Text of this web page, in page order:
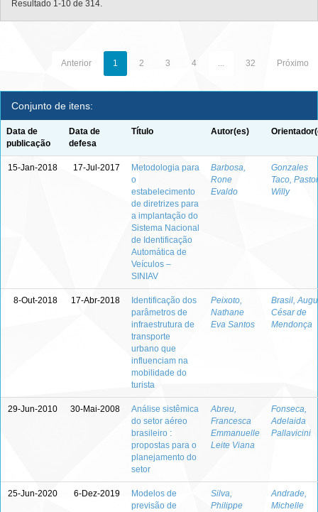
Resultado 1-10 de 314.
Anterior 1 2 3 4 ... 32 Próximo
Conjunto de itens:
Data de
publicação
Data de
defesa
Título Autor(es)
15-Jan-2018 17-Jul-2017
Metodologia para
o
estabelecimento
de diretrizes para
a implantação do
Sistema Nacional
de Identificação
Automática de
Veículos –
SINIAV
Barbosa,
Rone
Evaldo
Gonzales
Taco, Pastor
Willy
8-Out-2018 17-Abr-2018
Identificação dos
parâmetros de
infraestrutura de
transporte
urbano que
influenciam na
mobilidade do
turista
Peixoto,
Nathane
Eva Santos
Brasil,
César de
Mendonça
29-Jun-2010 30-Mai-2008
Análise sistêmica
do setor aéreo
brasileiro :
propostas para o
planejamento do
setor
Abreu,
Francesca
Emmanuelle
Leite Viana
Fonseca,
Adelaida
Pallavicini
25-Jun-2020 6-Dez-2019
Modelos de
previsão de
Silva,
Philippe
Andrade,
Michelle